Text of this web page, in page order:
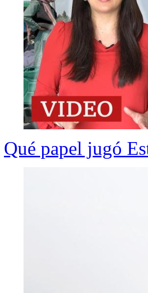
Qué papel jugó